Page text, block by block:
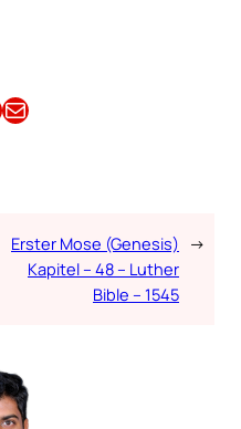
Email this Article
Erster Mose (Genesis)
Kapitel – 48 – Luther
Bible – 1545
→